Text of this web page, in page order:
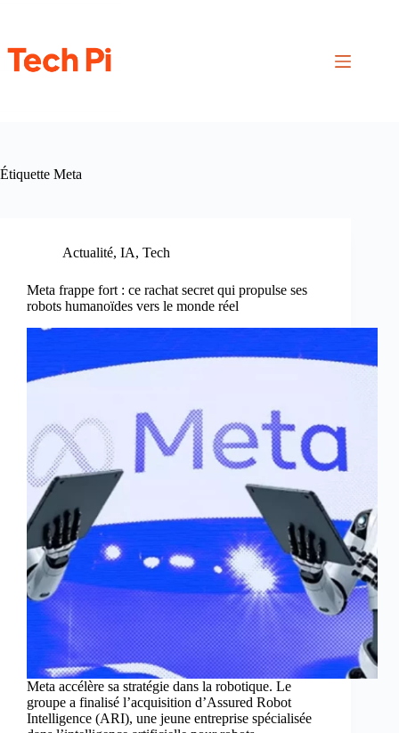
Étiquette Meta
Actualité, IA, Tech
Meta frappe fort : ce rachat secret qui propulse ses
robots humanoïdes vers le monde réel
Meta accélère sa stratégie dans la robotique. Le
groupe a finalisé l’acquisition d’Assured Robot
Intelligence (ARI), une jeune entreprise spécialisée